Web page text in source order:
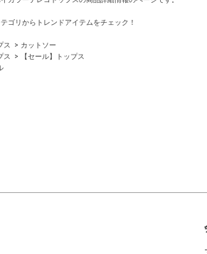
ゴリからトレンドアイテムをチェック！
ス
カットソー
ス
【セール】トップス